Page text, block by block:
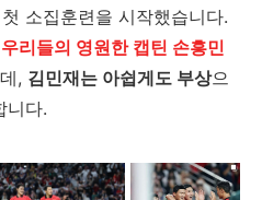
소집훈련을 시작했습니다.
리들의 영원한 캡틴 손흥민
, 김민재는 아쉽게도 부상으
니다.